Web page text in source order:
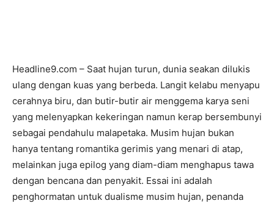
Headline9.com – Saat hujan turun, dunia seakan dilukis
ulang dengan kuas yang berbeda. Langit kelabu menyapu
cerahnya biru, dan butir-butir air menggema karya seni
yang melenyapkan kekeringan namun kerap bersembunyi
sebagai pendahulu malapetaka. Musim hujan bukan
hanya tentang romantika gerimis yang menari di atap,
melainkan juga epilog yang diam-diam menghapus tawa
dengan bencana dan penyakit. Essai ini adalah
penghormatan untuk dualisme musim hujan, penanda